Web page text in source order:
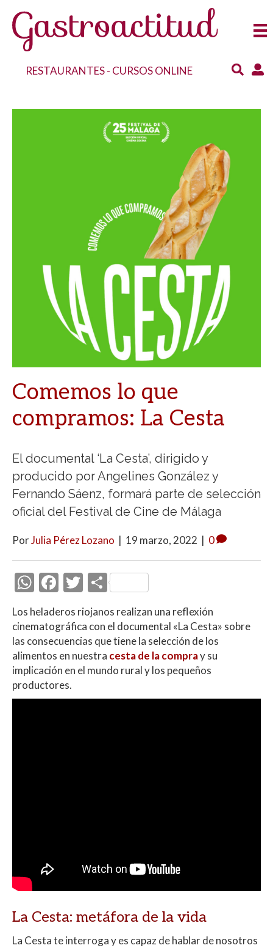
RESTAURANTES- CURSOS ONLINE
Comemos lo que
compramos: La Cesta
El documental ‘La Cesta’, dirigido y
producido por Angelines González y
Fernando Sáenz, formará parte de selección
oficial del Festival de Cine de Málaga
PorJulia Pérez Lozano | 19 marzo, 2022 | 0
W
h
at
s
A
p
p
F
e
b
o
o
k
T
w
itt
er
C
m
p
ar
ti
r
Los heladeros riojanos realizan una reflexión
cinematográfica con el documental «La Cesta» sobre
las consecuencias que tiene la selección de los
alimentos en nuestra cesta de la compray su
implicación en el mundo rural y los pequeños
productores.
La Cesta: metáfora de la vida
La Cesta te interroga y es capaz de hablar de nosotros